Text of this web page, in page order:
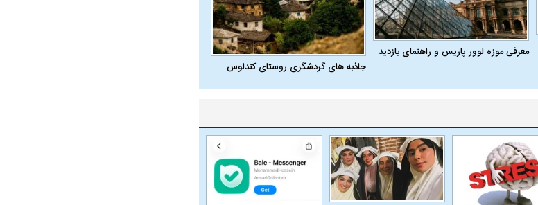
معرفی موزه لوور پاریس و راهنمای بازدید
جاذبه های گردشگری روستای کندلوس